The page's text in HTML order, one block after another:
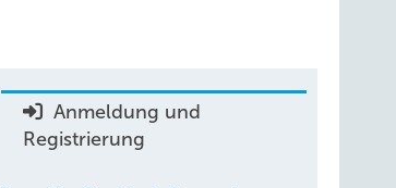
Anmeldung und
Registrierung